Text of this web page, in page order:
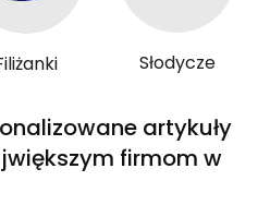
Słodycze
artykuły
firmom w